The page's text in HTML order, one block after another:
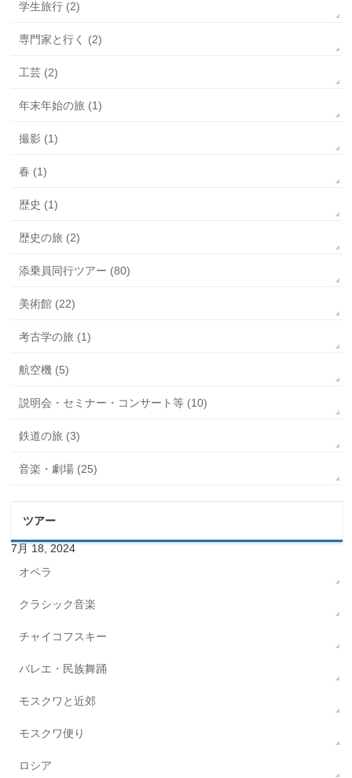
学生旅行 (2)
専門家と行く (2)
工芸 (2)
年末年始の旅 (1)
撮影 (1)
春 (1)
歴史 (1)
歴史の旅 (2)
添乗員同行ツアー (80)
美術館 (22)
考古学の旅 (1)
航空機 (5)
説明会・セミナー・コンサート等 (10)
鉄道の旅 (3)
音楽・劇場 (25)
ツアー
7月 18, 2024
オペラ
クラシック音楽
チャイコフスキー
バレエ・民族舞踊
モスクワと近郊
モスクワ便り
ロシア